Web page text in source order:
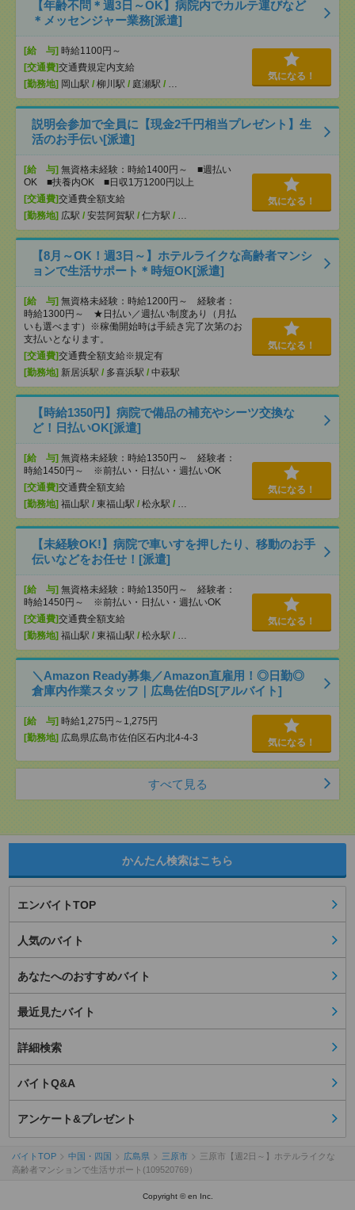
【年齢不問＊週3日～OK】病院内でカルテ運びなど
＊メッセンジャー業務[派遣]
[給 与] 時給1100円～
[交通費]交通費規定内支給
[勤務地] 岡山駅 / 柳川駅 / 庭瀬駅 / …
気になる！
説明会参加で全員に【現金2千円相当プレゼント】生
活のお手伝い[派遣]
[給 与] 無資格未経験：時給1400円～ ■週払い
OK ■扶養内OK ■日収1万1200円以上
[交通費]交通費全額支給
[勤務地] 広駅 / 安芸阿賀駅 / 仁方駅 / …
気になる！
【8月～OK！週3日～】ホテルライクな高齢者マンシ
ョンで生活サポート＊時短OK[派遣]
[給 与] 無資格未経験：時給1200円～ 経験者：
時給1300円～ ★日払い／週払い制度あり（月払
いも選べます）※稼働開始時は手続き完了次第のお
支払いとなります。
[交通費]交通費全額支給※規定有
[勤務地] 新居浜駅 / 多喜浜駅 / 中萩駅
気になる！
【時給1350円】病院で備品の補充やシーツ交換な
ど！日払いOK[派遣]
[給 与] 無資格未経験：時給1350円～ 経験者：
時給1450円～ ※前払い・日払い・週払いOK
[交通費]交通費全額支給
[勤務地] 福山駅 / 東福山駅 / 松永駅 / …
気になる！
【未経験OK!】病院で車いすを押したり、移動のお手
伝いなどをお任せ！[派遣]
[給 与] 無資格未経験：時給1350円～ 経験者：
時給1450円～ ※前払い・日払い・週払いOK
[交通費]交通費全額支給
[勤務地] 福山駅 / 東福山駅 / 松永駅 / …
気になる！
＼Amazon Ready募集／Amazon直雇用！◎日勤◎
倉庫内作業スタッフ｜広島佐伯DS[アルバイト]
[給 与] 時給1,275円～1,275円
[勤務地] 広島県広島市佐伯区石内北4-4-3 気になる！
すべて見る
かんたん検索はこちら
エンバイトTOP
人気のバイト
あなたへのおすすめバイト
最近見たバイト
詳細検索
バイトQ&A
アンケート&プレゼント
バイトTOP 中国・四国 広島県 三原市
三原市【週2日～】ホテルライクな
高齢者マンションで生活サポート(109520769）
Copyright © en Inc.